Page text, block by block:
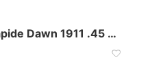
Kimber Rapide Dawn 1911 .45 ACP